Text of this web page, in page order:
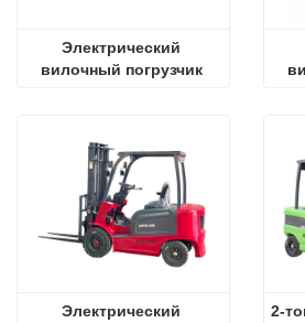
Электрический
вилочный погрузчик
Электрический
2-